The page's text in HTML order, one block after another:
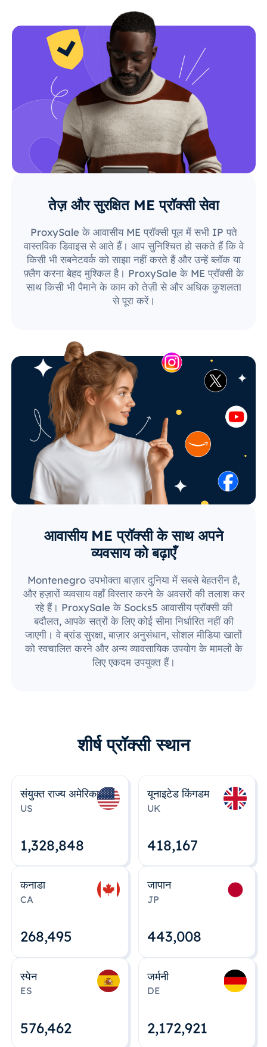
तेज़ और सुरक्षित ME प्रॉक्सी सेवा
ProxySale के आवासीय ME प्रॉक्सी पूल में सभी IP पते
वास्तविक डिवाइस से आते हैं। आप सुनिश्चित हो सकते हैं कि वे
किसी भी सबनेटवर्क को साझा नहीं करते हैं और उन्हें ब्लॉक या
फ़्लैग करना बेहद मुश्किल है। ProxySale के ME प्रॉक्सी के
साथ किसी भी पैमाने के काम को तेज़ी से और अधिक कुशलता
से पूरा करें।
आवासीय ME प्रॉक्सी के साथ अपने
व्यवसाय को बढ़ाएँ
Montenegro उपभोक्ता बाज़ार दुनिया में सबसे बेहतरीन है,
और हज़ारों व्यवसाय वहाँ विस्तार करने के अवसरों की तलाश कर
रहे हैं। ProxySale के Socks5 आवासीय प्रॉक्सी की
बदौलत, आपके सत्रों के लिए कोई सीमा निर्धारित नहीं की
जाएगी। वे ब्रांड सुरक्षा, बाज़ार अनुसंधान, सोशल मीडिया खातों
को स्वचालित करने और अन्य व्यावसायिक उपयोग के मामलों के
लिए एकदम उपयुक्त हैं।
शीर्ष प्रॉक्सी स्थान
संयुक्त राज्य अमेरिका
US
1,328,848
यूनाइटेड किंगडम
UK
418,167
कनाडा
CA
268,495
जापान
JP
443,008
स्पेन
ES
576,463
जर्मनी
DE
2,172,922